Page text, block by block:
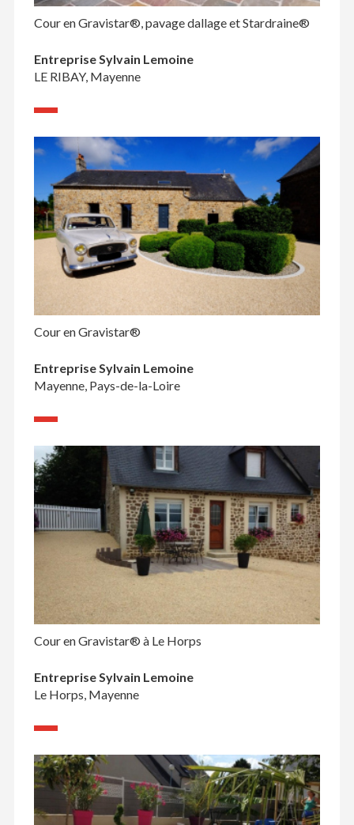
Cour en Gravistar®, pavage dallage et Stardraine®
Entreprise Sylvain Lemoine
LE RIBAY, Mayenne
Cour en Gravistar®
Entreprise Sylvain Lemoine
Mayenne, Pays-de-la-Loire
Cour en Gravistar® à Le Horps
Entreprise Sylvain Lemoine
Le Horps, Mayenne